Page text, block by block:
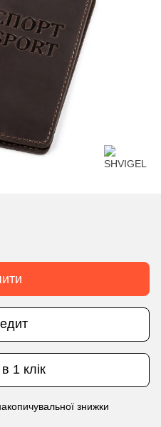
1 клік
знижки